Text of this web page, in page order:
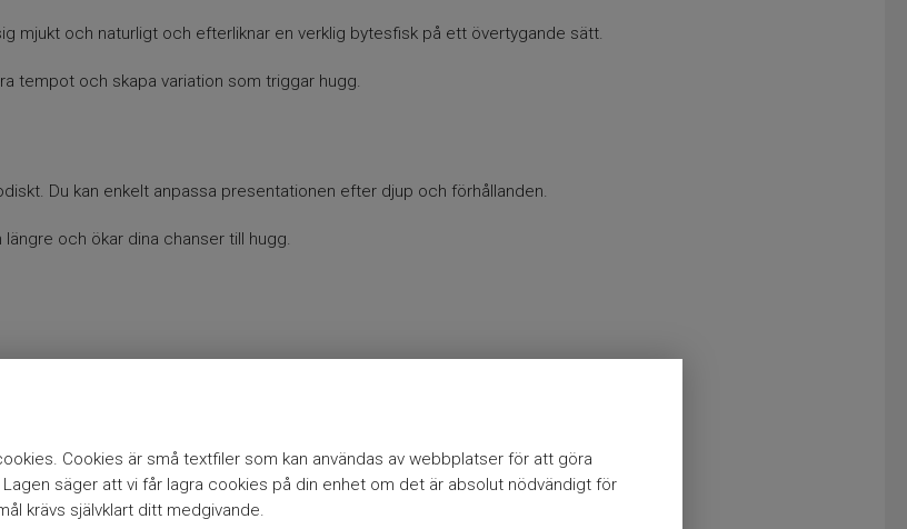
Cookies är små textfiler som kan användas av webbplatser för att göra
säger att vi får lagra cookies på din enhet om det är absolut nödvändigt för
krävs självklart ditt medgivande.
mjukt och naturligt och efterliknar en verklig bytesfisk på ett övertygande sätt.
tempot och skapa variation som triggar hugg.
Du kan enkelt anpassa presentationen efter djup och förhållanden.
och ökar dina chanser till hugg.